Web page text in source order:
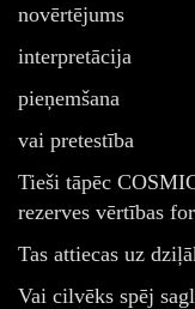
novērtējums
interpretācija
pieņemšana
vai pretestība
Tieši tāpēc
rezerves vērtības
Tas attiecas uz
Vai cilvēks spēj